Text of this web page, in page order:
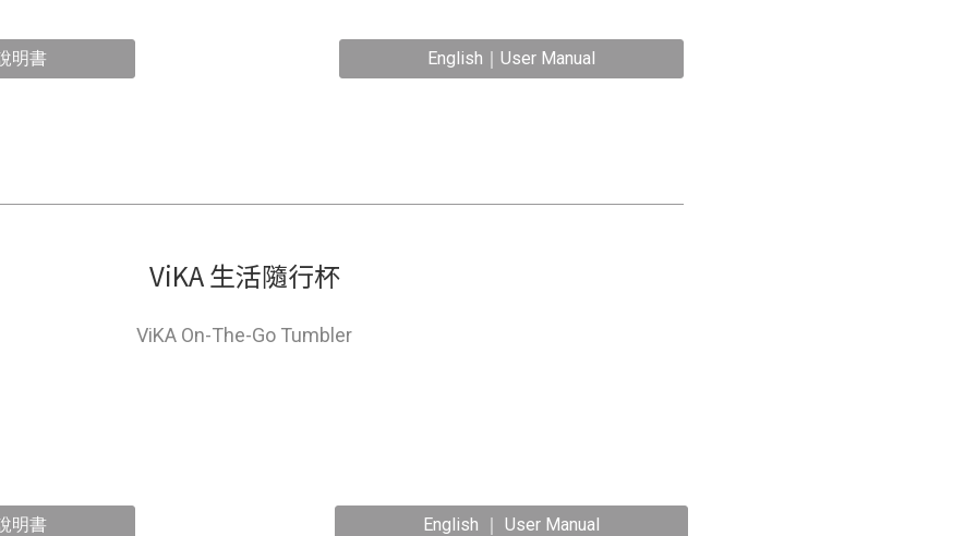
明書 English｜User Manual
ViKA 生活隨行杯
ViKA On-The-Go Tumbler
明書 English ｜ User Manual